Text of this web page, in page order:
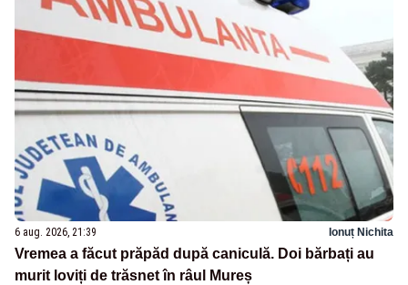
6 aug. 2026, 21:39 Ionuț Nichita
Vremea a făcut prăpăd după caniculă. Doi bărbați au
murit loviți de trăsnet în râul Mureș